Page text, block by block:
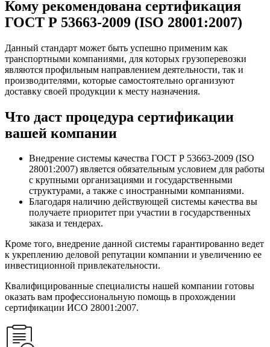
Кому рекомендована сертификация
ГОСТ Р 53663-2009 (ISO 28001:2007)
Данный стандарт может быть успешно применим как
транспортными компаниями, для которых грузоперевозки
являются профильным направлением деятельности, так и
производителями, которые самостоятельно организуют
доставку своей продукции к месту назначения.
Что даст процедура сертификации
вашей компании
Внедрение системы качества ГОСТ Р 53663-2009 (ISO
28001:2007) является обязательным условием для работы
с крупными организациями и государственными
структурами, а также с иностранными компаниями.
Благодаря наличию действующей системы качества вы
получаете приоритет при участии в государственных
заказа и тендерах.
Кроме того, внедрение данной системы гарантированно ведет
к укреплению деловой репутации компании и увеличению ее
инвестиционной привлекательности.
Квалифицированные специалисты нашей компании готовы
оказать вам профессиональную помощь в прохождении
сертификации ИСО 28001:2007.